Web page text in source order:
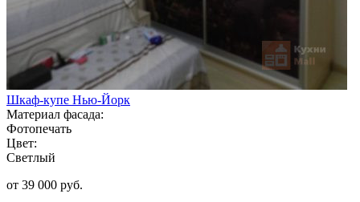
Шкаф-купе Нью-Йорк
Материал фасада:
Фотопечать
Цвет:
Светлый
от 39 000 руб.